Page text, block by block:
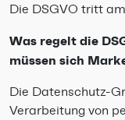
Die DSGVO tritt
Was regelt die
müssen sich
Die Datenschutz-
Verarbeitung von